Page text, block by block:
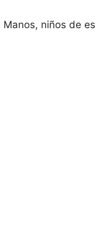
niños de